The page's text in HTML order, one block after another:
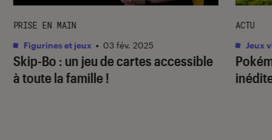
Skip-Bo : un jeu de cartes accessible
à toute la famille !
PRISE EN MAIN
Figurines et jeux • 03 fév. 2025
ACTU
Jeux